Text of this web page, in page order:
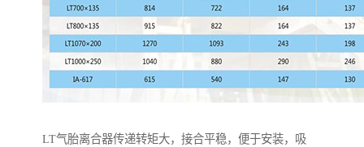
LT气胎离合器传递转矩大，接合平稳，便于安装，吸